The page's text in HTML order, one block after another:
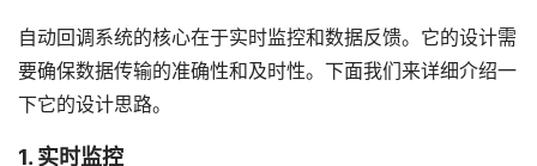
自动回调系统的核心在于实时监控和数据反馈。它的设计需
要确保数据传输的准确性和及时性。下面我们来详细介绍一
下它的设计思路。
1. 实时监控